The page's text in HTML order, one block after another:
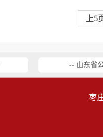
上5
-- 山东省
枣